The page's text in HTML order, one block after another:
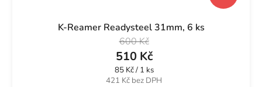
K-Reamer Readysteel 31mm, 6 ks
421 Kč bez DPH
510 Kč
600 Kč
Měrná
cena:
85 Kč / 1 ks